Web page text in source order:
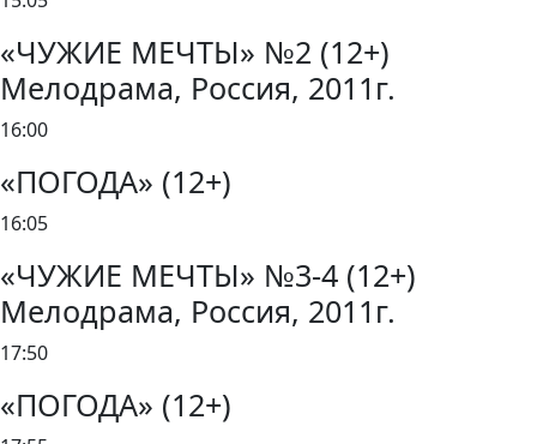
«ЧУЖИЕ МЕЧТЫ» №2 (12+)
Мелодрама, Россия, 2011г.
16:00
«ПОГОДА» (12+)
16:05
«ЧУЖИЕ МЕЧТЫ» №3-4 (12+)
Мелодрама, Россия, 2011г.
17:50
«ПОГОДА» (12+)